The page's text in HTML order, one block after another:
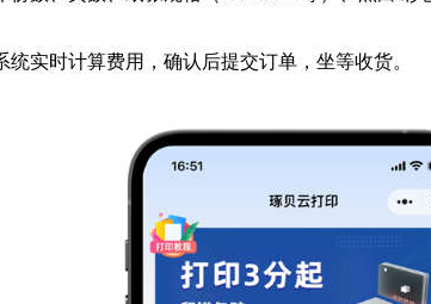
统实时计算费用，确认后提交订单，坐等收货。